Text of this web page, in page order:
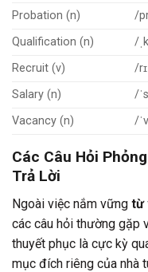
Probation (n)
/
Qualification (n)
/
Recruit (v)
/
Salary (n)
/
Vacancy (n)
/
Các Câu Hỏi
Trả Lời
Ngoài việc nắm vững từ
các câu hỏi thường gặp
thuyết phục là cực kỳ
mục đích riêng của nhà